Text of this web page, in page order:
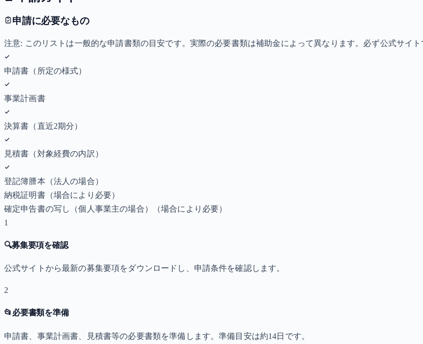
申請に必要なもの
注意: このリストは一般的な申請書類の目安です。実際の必要書類は補助金によって異なります。必ず公式サイト
申請書（所定の様式）
事業計画書
決算書（直近2期分）
見積書（対象経費の内訳）
登記簿謄本（法人の場合）
納税証明書（場合により必要）
確定申告書の写し（個人事業主の場合）
（場合により必要）
1
🔍募集要項を確認
公式サイトから最新の募集要項をダウンロードし、申請条件を確認します。
2
📂 必要書類を準備
申請書、事業計画書、見積書等の必要書類を準備します。準備目安は約14日です。